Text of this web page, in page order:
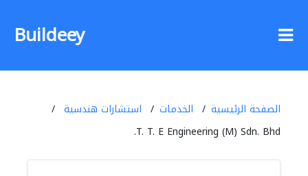
Buildeey
الصفحة الرئيسية الخدمات
استشارات هندسية
T. T. E Engineering (M) Sdn. Bhd.